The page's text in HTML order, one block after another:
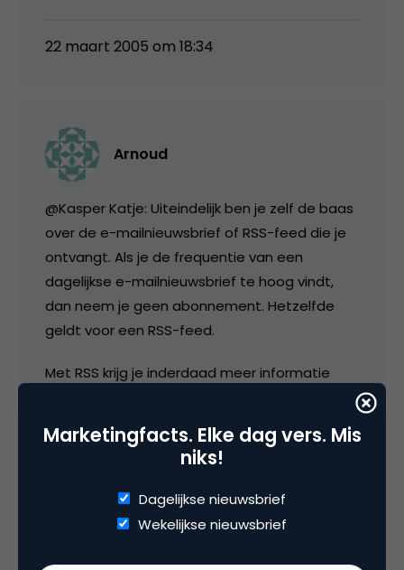
22 maart 2005 om 18:34
Arnoud
@Kasper Katje: Uiteindelijk ben je zelf de baas
over de e-mailnieuwsbrief of RSS-feed die je
ontvangt. Als je de frequentie van een
dagelijkse e-mailnieuwsbrief te hoog vindt,
dan neem je geen abonnement. Hetzelfde
geldt voor een RSS-feed.
Met RSS krijg je inderdaad meer informatie
En hier geldt ook, iedereen heeft zijn eigen
behoefte en grens. De één ontvangt 50
nieuwsbrieven/RSS-feeds, de andere 150.
De afgelopen maanden heb ik gemerkt dat
mijn grens tussen de 150 en 200 RSS-feeds
Marketingfacts. Elke dag vers. Mis
niks!
Dagelijkse nieuwsbrief
Wekelijkse nieuwsbrief